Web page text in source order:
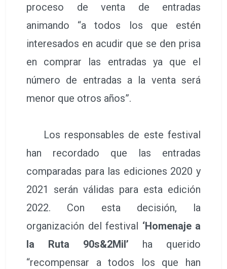
proceso de venta de entradas
animando “a todos los que estén
interesados en acudir que se den prisa
en comprar las entradas ya que el
número de entradas a la venta será
menor que otros años”.
Los responsables de este festival
han recordado que las entradas
comparadas para las ediciones 2020 y
2021 serán válidas para esta edición
2022. Con esta decisión, la
organización del festival ‘Homenaje a
la Ruta 90s&2Mil’ ha querido
“recompensar a todos los que han